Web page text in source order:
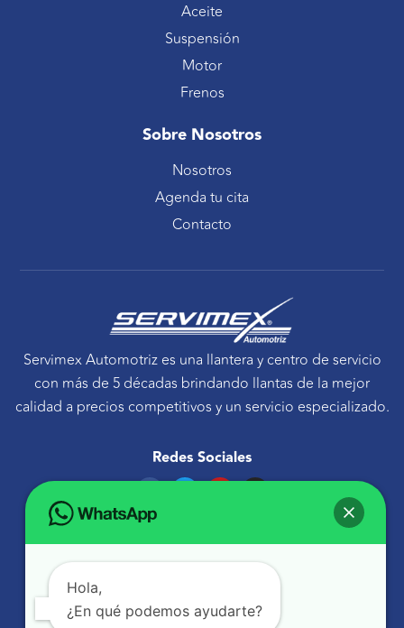
Aceite
Suspensión
Motor
Frenos
Sobre Nosotros
Nosotros
Agenda tu cita
Contacto
Servimex Automotriz es una llantera y centro de servicio
con más de 5 décadas brindando llantas de la mejor
calidad a precios competitivos y un servicio especializado.
Redes Sociales
F
c
e
o
o
T
e
r
Y
b
e
I
g
r
Avenida Tecnológico 30 Sur Querétaro, Qro.
atencionaclientes@servimexauto.mx
442 216 1855
Hola,
¿En qué podemos ayudarte?